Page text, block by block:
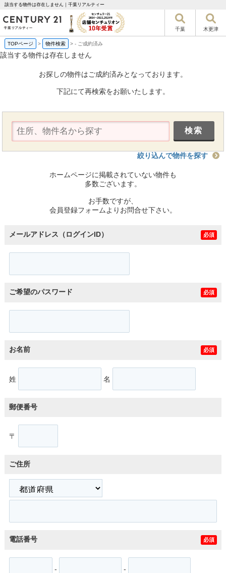
該当する物件は存在しません｜千葉リアルティー
千葉 木更津
TOPページ > 物件検索 >- ご成約済み
該当する物件は存在しません
お探しの物件はご成約済みとなっております。
下記にて再検索をお願いたします。
絞り込んで物件を探す
ホームページに掲載されていない物件も
多数ございます。
お手数ですが、
会員登録フォームよりお問合せ下さい。
メールアドレス（ログインID） 必須
ご希望のパスワード 必須
お名前 必須
姓 名
郵便番号
〒
ご住所
電話番号 必須
- -